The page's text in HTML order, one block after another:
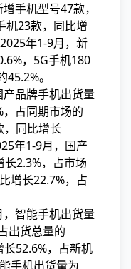
手机型号47款，
机23款，同比增
年1-9月，新
，5G手机180
。
品牌手机出货量
占同期市场的
，同比增长
年1-9月，国产
2.3%，占市场
增长22.7%，占
智能手机出货量
出货总量的
52.6%，占新机
手机出货量为